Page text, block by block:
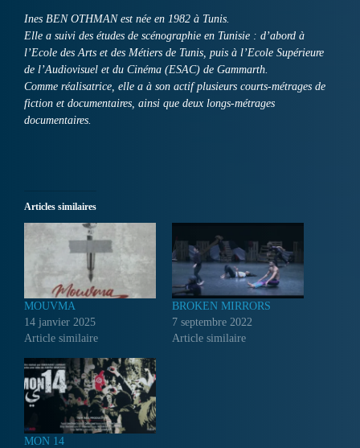
Ines BEN OTHMAN est née en 1982 à Tunis.
Elle a suivi des études de scénographie en Tunisie : d’abord à
l’Ecole des Arts et des Métiers de Tunis, puis à l’Ecole Supérieure
de l’Audiovisuel et du Cinéma (ESAC) de Gammarth.
Comme réalisatrice, elle a à son actif plusieurs courts-métrages de
fiction et documentaires, ainsi que deux longs-métrages
documentaires.
Articles similaires
MOUVMA
14 janvier 2025
Article similaire
BROKEN MIRRORS
7 septembre 2022
Article similaire
MON 14